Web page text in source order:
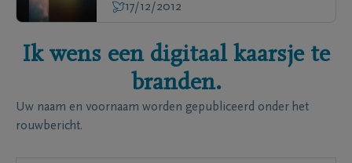
17/12/2012
Ik wens een digitaal kaarsje te
branden.
Uw naam en voornaam worden gepubliceerd onder het
rouwbericht.